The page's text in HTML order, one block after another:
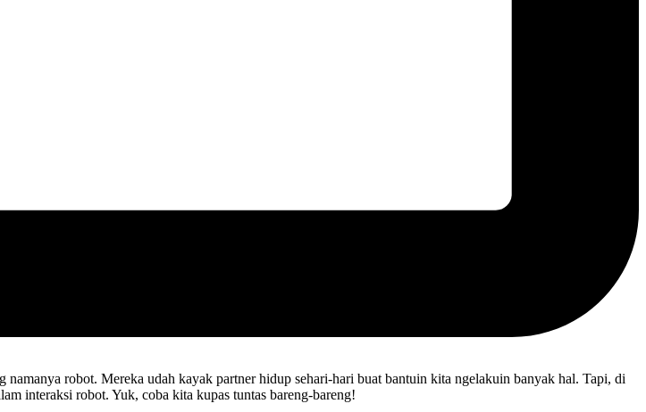
robot. Mereka udah kayak partner hidup sehari-hari buat bantuin kita ngelakuin banyak hal. Tapi, di
interaksi robot. Yuk, coba kita kupas tuntas bareng-bareng!